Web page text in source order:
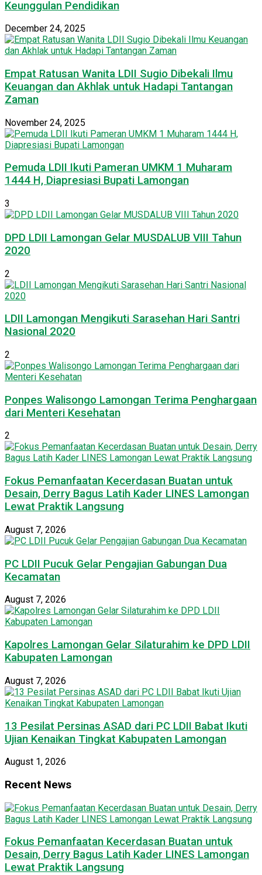
Keunggulan Pendidikan
December 24, 2025
Empat Ratusan Wanita LDII Sugio Dibekali Ilmu
Keuangan dan Akhlak untuk Hadapi Tantangan
Zaman
November 24, 2025
Pemuda LDII Ikuti Pameran UMKM 1 Muharam
1444 H, Diapresiasi Bupati Lamongan
3
DPD LDII Lamongan Gelar MUSDALUB VIII Tahun
2020
2
LDII Lamongan Mengikuti Sarasehan Hari Santri
Nasional 2020
2
Ponpes Walisongo Lamongan Terima Penghargaan
dari Menteri Kesehatan
2
Fokus Pemanfaatan Kecerdasan Buatan untuk
Desain, Derry Bagus Latih Kader LINES Lamongan
Lewat Praktik Langsung
August 7, 2026
PC LDII Pucuk Gelar Pengajian Gabungan Dua
Kecamatan
August 7, 2026
Kapolres Lamongan Gelar Silaturahim ke DPD LDII
Kabupaten Lamongan
August 7, 2026
13 Pesilat Persinas ASAD dari PC LDII Babat Ikuti
Ujian Kenaikan Tingkat Kabupaten Lamongan
August 1, 2026
Recent News
Fokus Pemanfaatan Kecerdasan Buatan untuk
Desain, Derry Bagus Latih Kader LINES Lamongan
Lewat Praktik Langsung